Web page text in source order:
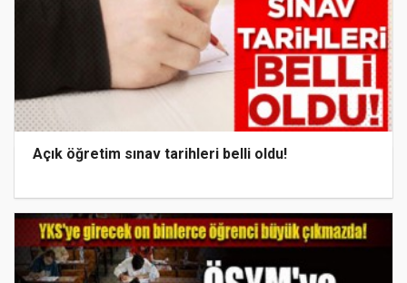
Açık öğretim sınav tarihleri belli oldu!